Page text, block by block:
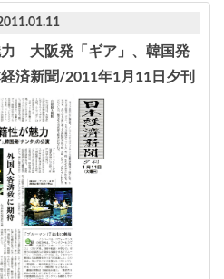
力 大阪発「ギア」、韓国発
済新聞/2011年1月11日夕刊